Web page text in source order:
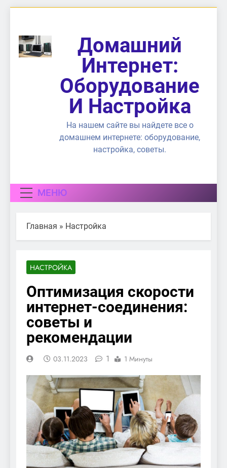
содержимому
Домашний
Интернет:
Оборудование
И Настройка
На нашем сайте вы найдете все о
домашнем интернете: оборудование,
настройка, советы.
МЕНЮ
Главная » Настройка
НАСТРОЙКА
Оптимизация скорости
интернет-соединения:
советы и
рекомендации
03.11.2023 1 1 Минуты